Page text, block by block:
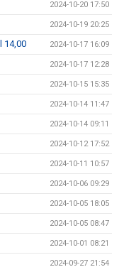
2024-10-20 17:50
2024-10-19 20:25
14,00 2024-10-17 16:09
2024-10-17 12:28
2024-10-15 15:35
2024-10-14 11:47
2024-10-14 09:11
2024-10-12 17:52
2024-10-11 10:57
2024-10-06 09:29
2024-10-05 18:05
2024-10-05 08:47
2024-10-01 08:21
2024-09-27 21:54